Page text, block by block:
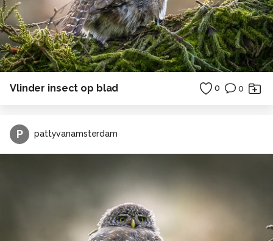
Vlinder insect op blad 0 0
P pattyvanamsterdam